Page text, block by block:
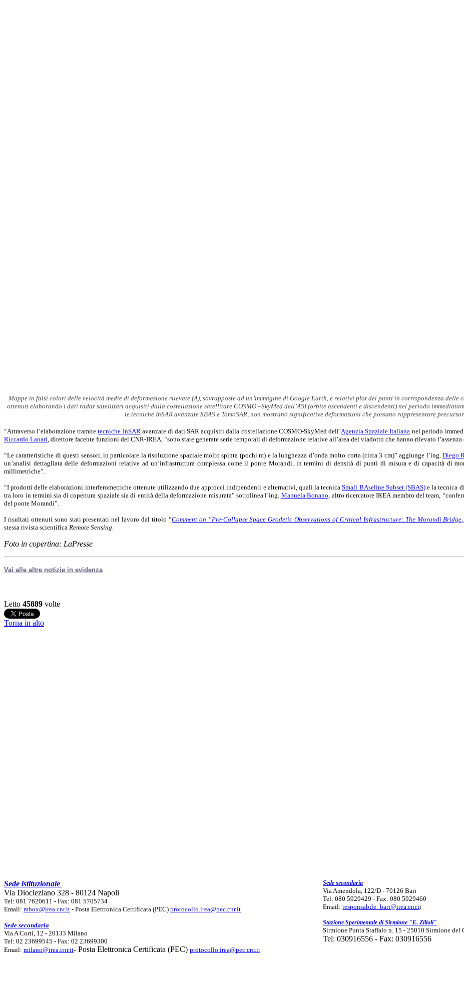
Mappe in falsi colori delle velocità medie di deformazione rilevate (A), sovrapposte ad un’immagine di Google Earth, e relativi plot dei punti in corrispondenza delle
ottenuti elaborando i dati radar satellitari acquisiti dalla costellazione satellitare COSMO –SkyMed dell’ASI (orbite ascendenti e discendenti) nel periodo
le tecniche InSAR avanzate SBAS e TomoSAR, non mostrano significative deformazioni che possano rappresentare
“Attraverso l’elaborazione tramitetecniche InSAR avanzate di dati SAR acquisiti dalla costellazione COSMO-SkyMed dell’Agenzia Spaziale Italiana nel periodo
Riccardo Lanari , direttore facente funzioni del CNR-IREA, “sono state generate serie temporali di deformazione relative all’area del viadotto che hanno rilevato
“Le caratteristiche di questi sensori, in particolare la risoluzione spaziale molto spinta (pochi m) e la lunghezza d’onda molto corta (circa 3 cm)” aggiunge l’ing. Diego
un’analisi dettagliata delle deformazioni relative ad un’infrastruttura complessa come il ponte Morandi, in termini di densità di punti di misura e di capacità di
millimetriche”.
“I prodotti delle elaborazioni interferometriche ottenute utilizzando due approcci indipendenti e alternativi, quali la tecnicaSmall BAseline Subset (SBAS)e la tecnica di
tra loro in termini sia di copertura spaziale sia di entità della deformazione misurata” sottolinea l’ing. Manuela Bonano , altro ricercatore IREA membro del team,
del ponte Morandi”.
I risultati ottenuti sono stati presentati nel lavoro dal titolo “Comment on “Pre-Collapse Space Geodetic Observations of Critical Infrastructure: The Morandi
stessa rivista scientifica Remote Sensing
Foto in copertina: LaPresse
Vai alle altre notizie in evidenza
Letto 45889 volte
Torna in alto
Sede istituzionale
Via Diocleziano 328 - 80124 Napoli
Tel: 081 7620611 - Fax: 081 5705734
Email: mbox@irea.cnr.it - Posta Elettronica Certificata (PEC) protocollo.irea@pec.cnr.it
Sede secondaria
Via A Corti, 12 - 20133 Milano
Tel: 02 23699545 - Fax: 02 23699300
Email: milano@irea.cnr.it- Posta Elettronica Certificata (PEC) protocollo.irea@pec.cnr.it
Sede secondaria
Via Amendola, 122/D - 70126 Bari
Tel: 080 5929429 - Fax: 080 5929460
Email:responsabile_bari@irea.cnr.it
Stazione Sperimentale di Sirmione "E. Zilioli"
Sirmione Punta Staffalo n. 15 - 25010 Sirmione del
Tel: 030916556 - Fax: 030916556